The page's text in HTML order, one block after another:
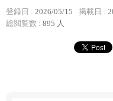
登録日 : 2026/05/15 掲載日 :
総閲覧数 : 895 人